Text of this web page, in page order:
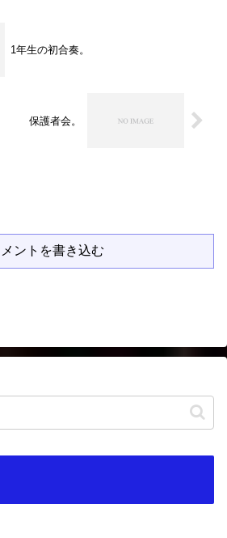
1年生の初合奏。
保護者会。
ントを書き込む